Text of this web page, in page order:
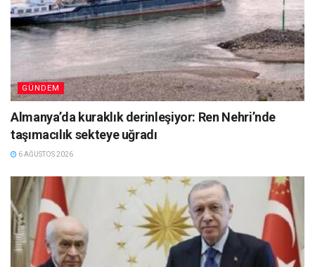
GÜNDEM
Almanya’da kuraklık derinleşiyor: Ren Nehri’nde
taşımacılık sekteye uğradı
6 AĞUSTOS 2026